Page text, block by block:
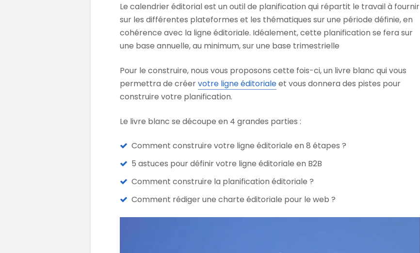
Le calendrier éditorial est un outil de planification qui répartit le travail à fournir
sur les différentes plateformes et les thématiques sur une période définie, en
cohérence avec la ligne éditoriale. Idéalement, cette planification se fera sur
une base annuelle, au minimum, sur une base trimestrielle
Pour le construire, nous vous proposons cette fois-ci, un livre blanc qui vous
permettra de créervotre ligne éditorialeet vous donnera des pistes pour
construire votre planification.
Le livre blanc se découpe en 4 grandes parties :
Comment construire votre ligne éditoriale en 8 étapes ?
5 astuces pour définir votre ligne éditoriale en B2B
Comment construire la planification éditoriale ?
Comment rédiger une charte éditoriale pour le web ?